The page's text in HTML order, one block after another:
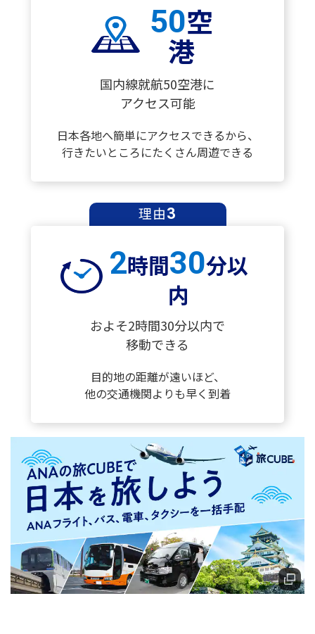
50空
港
国内線就航50空港に
アクセス可能
日本各地へ簡単にアクセスできるから、
行きたいところにたくさん周遊できる
理由3
2時間30分以
内
およそ2時間30分以内で
移動できる
目的地の距離が遠いほど、
他の交通機関よりも早く到着